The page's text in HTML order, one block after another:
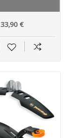
33,90 €